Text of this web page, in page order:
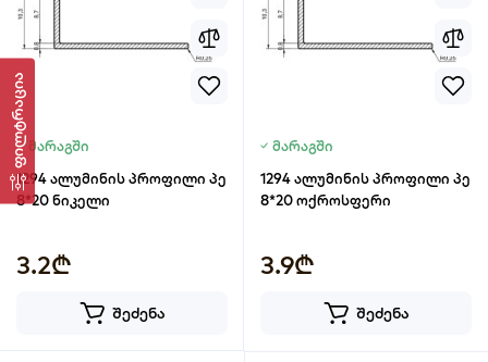
ფილტრაციამარაგში
1294 ალუმინის პროფილი პე
8*20 ნიკელი
3.2₾
შეძენა
მარაგში
1294 ალუმინის პროფილი პე
8*20 ოქროსფერი
3.9₾
შეძენა